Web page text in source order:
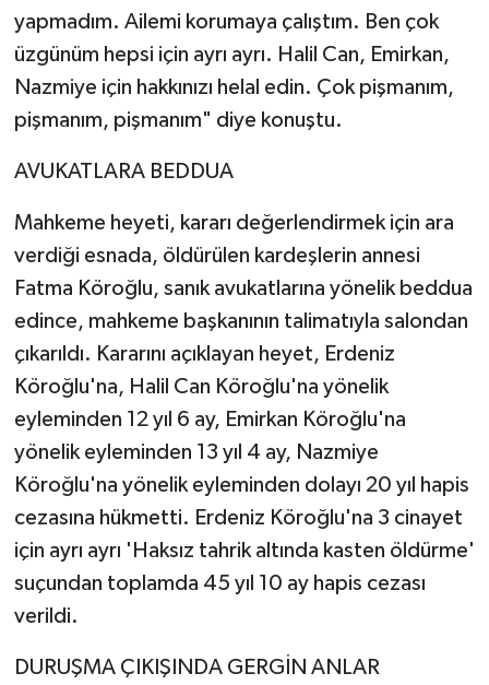
yapmadım. Ailemi korumaya çalıştım. Ben çok
üzgünüm hepsi için ayrı ayrı. Halil Can, Emirkan,
Nazmiye için hakkınızı helal edin. Çok pişmanım,
pişmanım, pişmanım" diye konuştu.
AVUKATLARA BEDDUA
Mahkeme heyeti, kararı değerlendirmek için ara
verdiği esnada, öldürülen kardeşlerin annesi
Fatma Köroğlu, sanık avukatlarına yönelik beddua
edince, mahkeme başkanının talimatıyla salondan
çıkarıldı. Kararını açıklayan heyet, Erdeniz
Köroğlu'na, Halil Can Köroğlu'na yönelik
eyleminden 12 yıl 6 ay, Emirkan Köroğlu'na
yönelik eyleminden 13 yıl 4 ay, Nazmiye
Köroğlu'na yönelik eyleminden dolayı 20 yıl hapis
cezasına hükmetti. Erdeniz Köroğlu'na 3 cinayet
için ayrı ayrı 'Haksız tahrik altında kasten öldürme'
suçundan toplamda 45 yıl 10 ay hapis cezası
verildi.
DURUŞMA ÇIKIŞINDA GERGİN ANLAR